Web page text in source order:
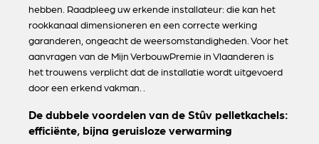
hebben. Raadpleeg uw erkende installateur: die kan het
rookkanaal dimensioneren en een correcte werking
garanderen, ongeacht de weersomstandigheden. Voor het
aanvragen van de Mijn VerbouwPremie in Vlaanderen is
het trouwens verplicht dat de installatie wordt uitgevoerd
door een erkend vakman. .
De dubbele voordelen van de Stûv pelletkachels:
efficiënte, bijna geruisloze verwarming